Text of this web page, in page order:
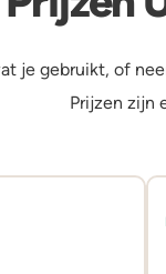
je gebruikt, of
Prijzen zijn